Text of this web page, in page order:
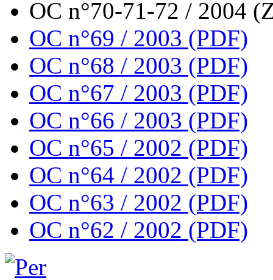
OC n°70-71-72 / 2004
OC n°69 / 2003 (PDF)
OC n°68 / 2003 (PDF)
OC n°67 / 2003 (PDF)
OC n°66 / 2003 (PDF)
OC n°65 / 2002 (PDF)
OC n°64 / 2002 (PDF)
OC n°63 / 2002 (PDF)
OC n°62 / 2002 (PDF)